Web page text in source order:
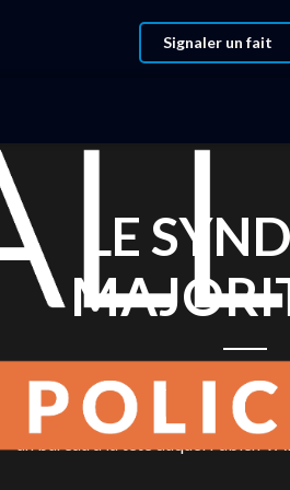
Signaler un fait
LE
Lors de son 10eme
Police Nationale a renouvelé